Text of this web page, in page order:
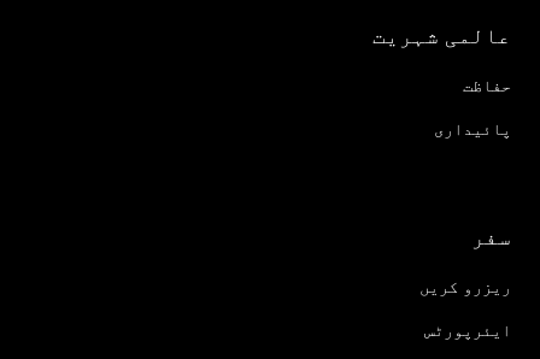
عالمی شہریت
حفاظت
پائیداری
سفر
ریزرو کریں
ایئرپورٹس